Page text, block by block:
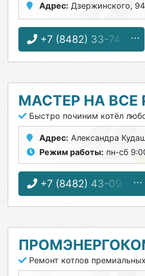
Адрес: Дзержинского, 94
+7 (8482) 33-74-12
МАСТЕР НА
Быстро починим котёл
Адрес: Александра
Режим работы: пн-сб
+7 (8482) 43-09-82
Ремонт котлов